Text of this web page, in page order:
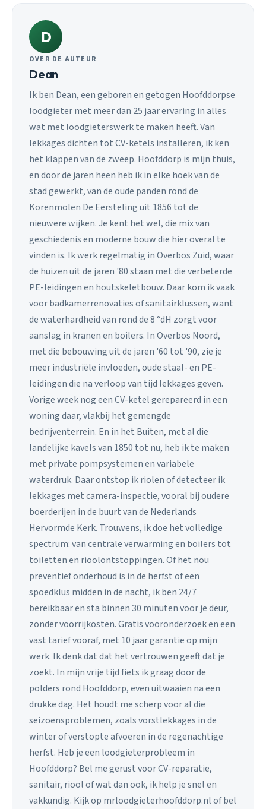
D
OVER DE AUTEUR
Dean
Ik ben Dean, een geboren en getogen Hoofddorpse
loodgieter met meer dan 25 jaar ervaring in alles
wat met loodgieterswerk te maken heeft. Van
lekkages dichten tot CV-ketels installeren, ik ken
het klappen van de zweep. Hoofddorp is mijn thuis,
en door de jaren heen heb ik in elke hoek van de
stad gewerkt, van de oude panden rond de
Korenmolen De Eersteling uit 1856 tot de
nieuwere wijken. Je kent het wel, die mix van
geschiedenis en moderne bouw die hier overal te
vinden is. Ik werk regelmatig in Overbos Zuid, waar
de huizen uit de jaren '80 staan met die verbeterde
PE-leidingen en houtskeletbouw. Daar kom ik vaak
voor badkamerrenovaties of sanitairklussen, want
de waterhardheid van rond de 8 °dH zorgt voor
aanslag in kranen en boilers. In Overbos Noord,
met die bebouwing uit de jaren '60 tot '90, zie je
meer industriële invloeden, oude staal- en PE-
leidingen die na verloop van tijd lekkages geven.
Vorige week nog een CV-ketel gerepareerd in een
woning daar, vlakbij het gemengde
bedrijventerrein. En in het Buiten, met al die
landelijke kavels van 1850 tot nu, heb ik te maken
met private pompsystemen en variabele
waterdruk. Daar ontstop ik riolen of detecteer ik
lekkages met camera-inspectie, vooral bij oudere
boerderijen in de buurt van de Nederlands
Hervormde Kerk. Trouwens, ik doe het volledige
spectrum: van centrale verwarming en boilers tot
toiletten en rioolontstoppingen. Of het nou
preventief onderhoud is in de herfst of een
spoedklus midden in de nacht, ik ben 24/7
bereikbaar en sta binnen 30 minuten voor je deur,
zonder voorrijkosten. Gratis vooronderzoek en een
vast tarief vooraf, met 10 jaar garantie op mijn
werk. Ik denk dat dat het vertrouwen geeft dat je
zoekt. In mijn vrije tijd fiets ik graag door de
polders rond Hoofddorp, even uitwaaien na een
drukke dag. Het houdt me scherp voor al die
seizoensproblemen, zoals vorstlekkages in de
winter of verstopte afvoeren in de regenachtige
herfst. Heb je een loodgieterprobleem in
Hoofddorp? Bel me gerust voor CV-reparatie,
sanitair, riool of wat dan ook, ik help je snel en
vakkundig. Kijk op mrloodgieterhoofddorp.nl of bel